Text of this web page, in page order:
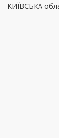
КИЇВСЬКА